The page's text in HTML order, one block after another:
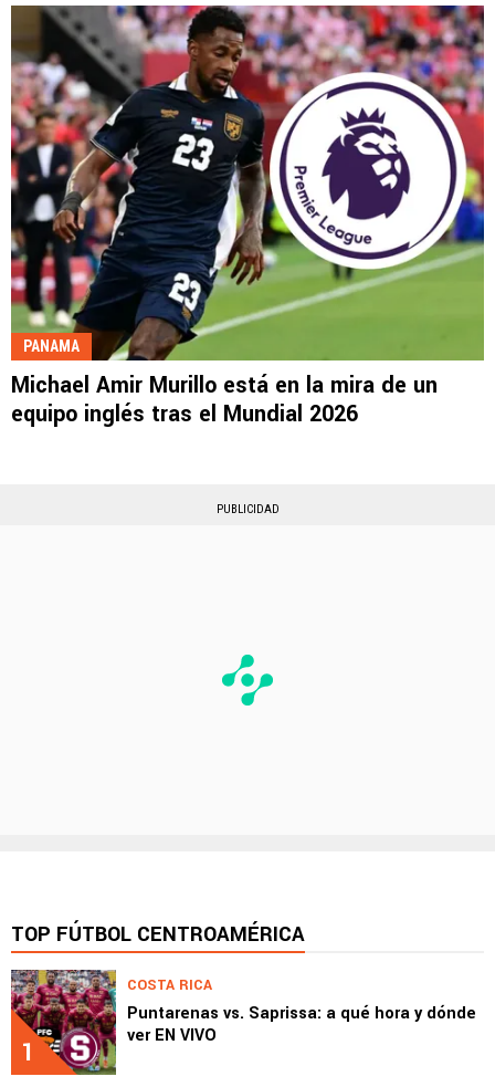
PANAMA
Michael Amir Murillo está en la mira de un
equipo inglés tras el Mundial 2026
PUBLICIDAD
TOP FÚTBOL CENTROAMÉRICA
1
COSTA RICA
Puntarenas vs. Saprissa: a qué hora y dónde
ver EN VIVO